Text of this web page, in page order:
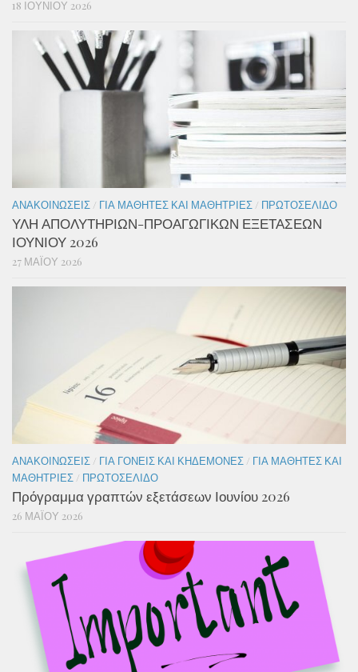
18 ΙΟΥΝΊΟΥ 2026
ΑΝΑΚΟΙΝΏΣΕΙΣ / ΓΙΑ ΜΑΘΗΤΈΣ ΚΑΙ ΜΑΘΉΤΡΙΕΣ / ΠΡΩΤΟΣΈΛΙΔΟ
ΥΛΗ ΑΠΟΛΥΤΗΡΙΩΝ-ΠΡΟΑΓΩΓΙΚΩΝ ΕΞΕΤΑΣΕΩΝ
ΙΟΥΝΙΟΥ 2026
27 ΜΑΪ́ΟΥ 2026
ΑΝΑΚΟΙΝΏΣΕΙΣ / ΓΙΑ ΓΟΝΕΊΣ ΚΑΙ ΚΗΔΕΜΌΝΕΣ / ΓΙΑ ΜΑΘΗΤΈΣ ΚΑΙ
ΜΑΘΉΤΡΙΕΣ / ΠΡΩΤΟΣΈΛΙΔΟ
Πρόγραμμα γραπτών εξετάσεων Ιουνίου 2026
26 ΜΑΪ́ΟΥ 2026